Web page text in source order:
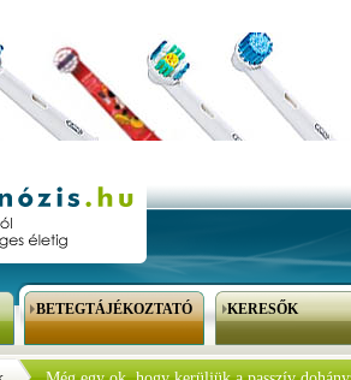
BETEGTÁJÉKOZTATÓ KERESŐK